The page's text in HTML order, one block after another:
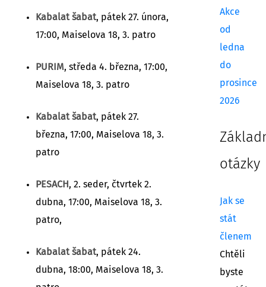
Kabalat šabat, pátek 27. února,
17:00, Maiselova 18, 3. patro
PURIM, středa 4. března, 17:00,
Maiselova 18, 3. patro
Kabalat šabat, pátek 27.
března, 17:00, Maiselova 18, 3.
patro
PESACH, 2. seder, čtvrtek 2.
dubna, 17:00, Maiselova 18, 3.
patro,
Kabalat šabat, pátek 24.
dubna, 18:00, Maiselova 18, 3.
Akce
od
ledna
do
prosince
2026
otázky
Jak se
stát
členem
Chtěli
byste